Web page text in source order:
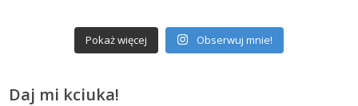
Pokaż więcej Obserwuj mnie!
Daj mi kciuka!